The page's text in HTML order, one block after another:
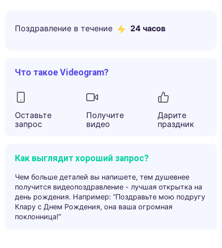
Поздравление в течение 24 часов
Что такое Videogram?
Оставьте
запрос
Получите
видео
Дарите
праздник
Как выглядит хороший запрос?
Чем больше деталей вы напишете, тем душевнее
получится видеопоздравление - лучшая открытка на
день рождения. Например: “Поздравьте мою подругу
Клару с Днем Рождения, она ваша огромная
поклонница!”